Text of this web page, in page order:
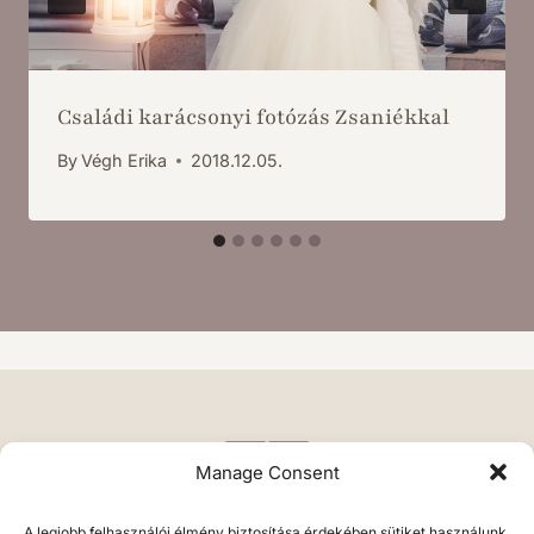
Manage Consent
Családi karácsonyi fotózás Zsaniékkal
ByVégh Erika 2018.12.05.